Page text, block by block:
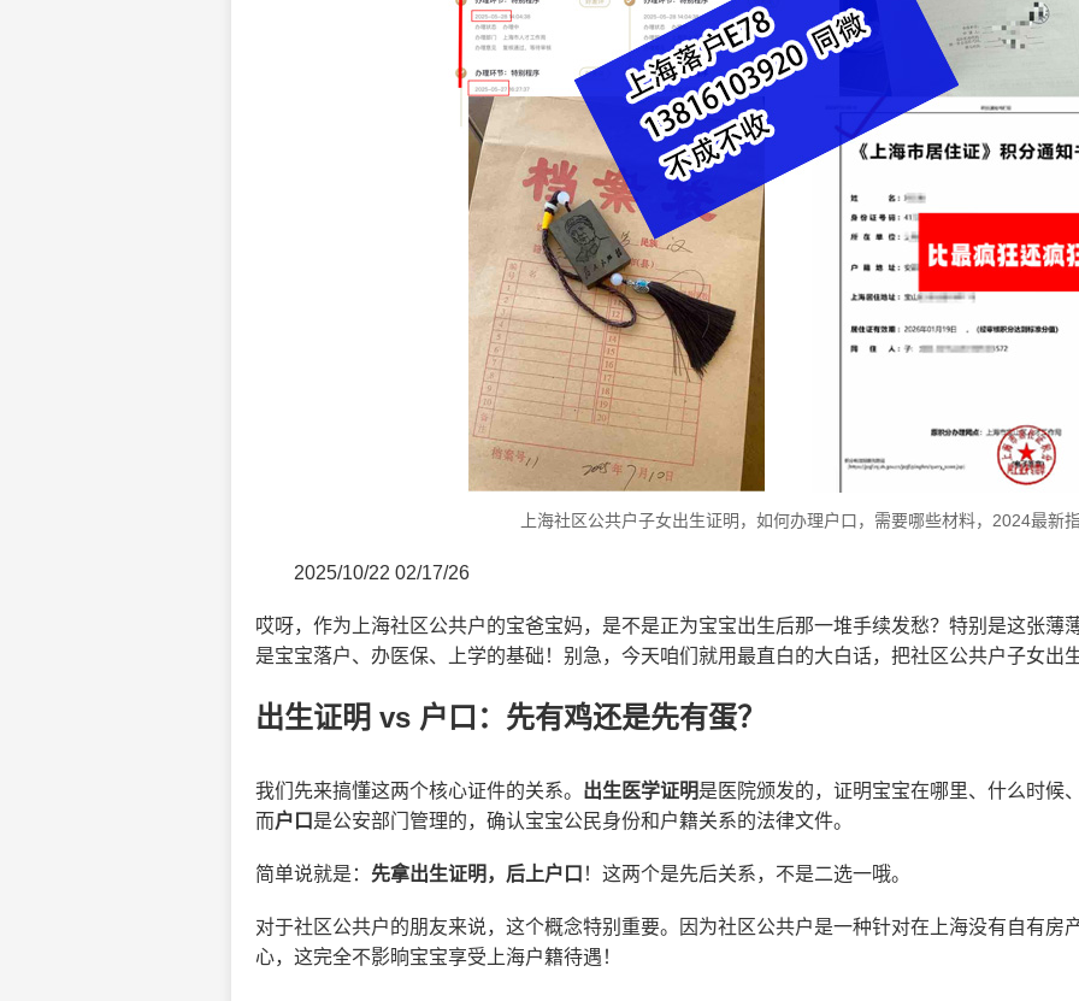
上海社区公共户子女出生证明，如何办理户口，需要哪些材料，2024最新
2025/10/22 02/17/26
哎呀，作为上海社区公共户的宝爸宝妈，是不是正为宝宝出生后那一堆手续发愁？特别是这张薄
是宝宝落户、办医保、上学的基础！别急，今天咱们就用最直白的大白话，把社区公共户子女出
出生证明 vs 户口：先有鸡还是先有蛋？
我们先来搞懂这两个核心证件的关系。 出生医学证明是医院颁发的，证明宝宝在哪里、什么时候
而户口 是公安部门管理的，确认宝宝公民身份和户籍关系的法律文件。
简单说就是： 先拿出生证明，后上户口 ！这两个是先后关系，不是二选一哦。
对于社区公共户的朋友来说，这个概念特别重要。因为社区公共户是一种针对在上海没有自有房
心，这完全不影晌宝宝享受上海户籍待遇！